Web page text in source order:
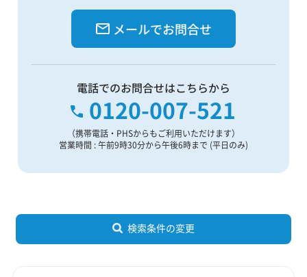
メールでお問合せ
電話でのお問合せはこちらから
0120-007-521
（携帯電話・PHSからもご利用いただけます）
営業時間 : 午前9時30分から午後6時まで (平日のみ)
検索条件の変更